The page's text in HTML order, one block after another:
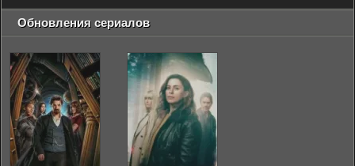
Обновления сериалов